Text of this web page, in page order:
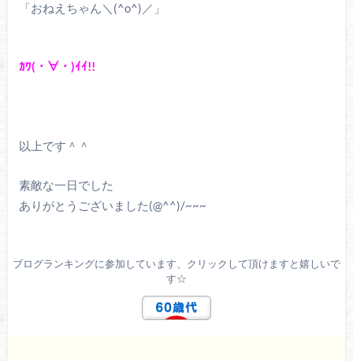
「おねえちゃん＼(^o^)／」
ｶﾜ(・∀・)ｲｲ!!
以上です＾＾
素敵な一日でした
ありがとうございました(@^^)/~~~
ブログランキングに参加しています、クリックして頂けますと嬉しいで
す☆